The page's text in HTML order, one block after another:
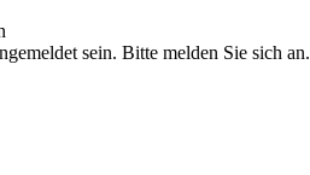
sein. Bitte melden Sie sich an.